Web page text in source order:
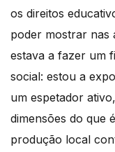
os direitos
poder mostrar nas
estava a fazer um
social: estou a
um espetador
dimensões do que
produção local